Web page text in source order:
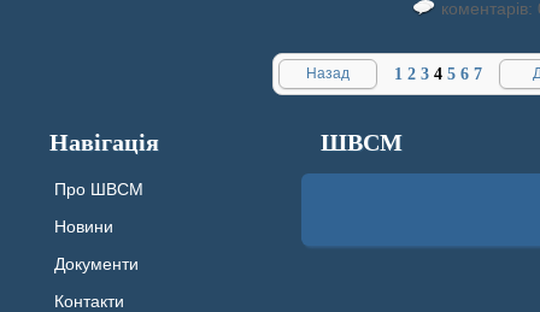
коментарів:
Назад 1 2 3 4 5 6 7
Навігація
Про ШВСМ
Новини
Документи
Контакти
ШВСМ